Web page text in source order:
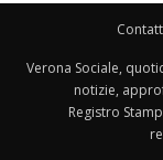
Verona Sociale,
notizie,
Registro